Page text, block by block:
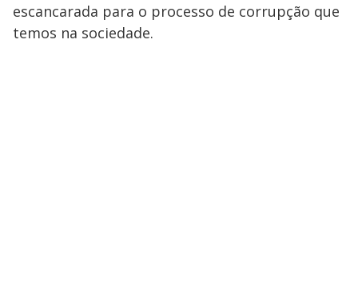
escancarada para o processo de corrupção que
temos na sociedade.